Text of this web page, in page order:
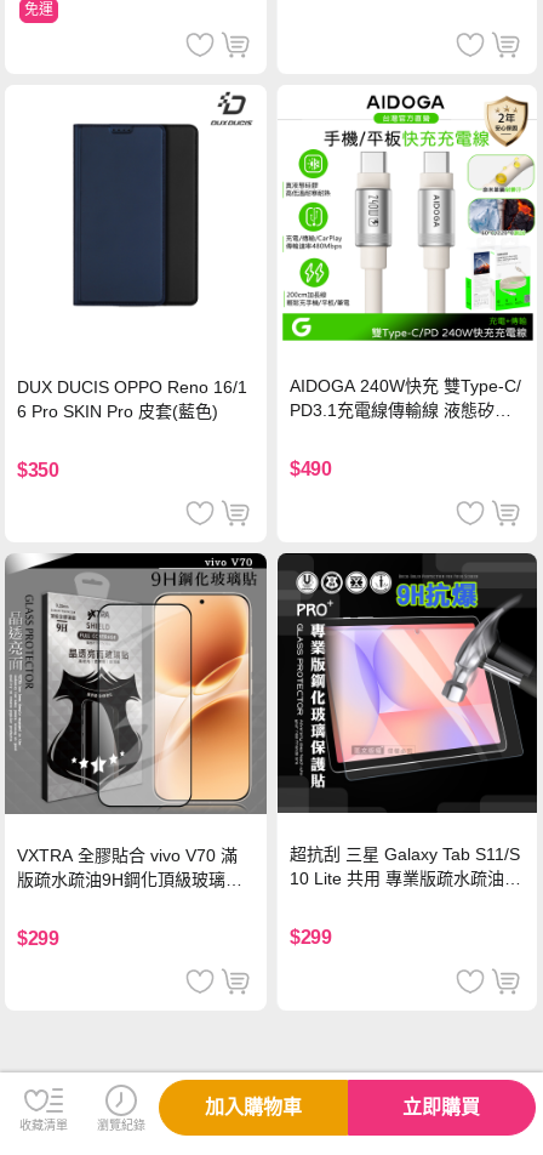
免運
DUX DUCIS OPPO Reno 16/1
6 Pro SKIN Pro 皮套(藍色)
$350
AIDOGA 240W快充 雙Type-C/
PD3.1充電線傳輸線 液態矽膠
機/平板/筆電
$490
VXTRA 全膠貼合 vivo V70 滿
版疏水疏油9H鋼化頂級玻璃貼
$299
超抗刮 三星 Galaxy Tab S11/S
10 Lite 共用 專業版疏水疏油9
$299
收藏清單 瀏覽紀錄
加入購物車 立即購買